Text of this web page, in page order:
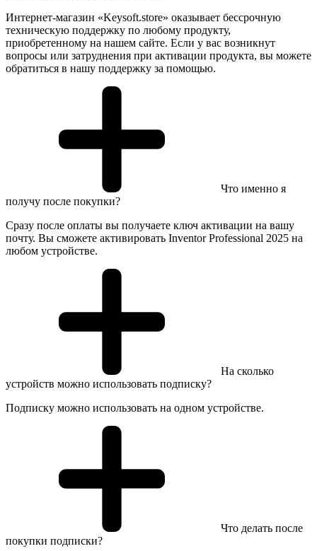
Интернет-магазин «Keysoft.store» оказывает бессрочную
техническую поддержку по любому продукту,
приобретенному на нашем сайте. Если у вас возникнут
вопросы или затруднения при активации продукта, вы можете
обратиться в нашу поддержку за помощью.
Что именно я
получу после покупки?
Сразу после оплаты вы получаете ключ активации на вашу
почту. Вы сможете активировать Inventor Professional 2025 на
любом устройстве.
На сколько
устройств можно использовать подписку?
Подписку можно использовать на одном устройстве.
Что делать после
покупки подписки?